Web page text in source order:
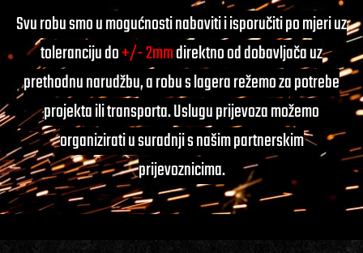
Svu robu smo u mogućnosti nabaviti i isporučiti po mjeri uz
toleranciju do+/- 2mmdirektno od dobavljača uz
prethodnu narudžbu, a robu s lagera režemo za potrebe
projekta ili transporta. Uslugu prijevoza možemo
organizirati u suradnji s našim partnerskim
prijevoznicima.